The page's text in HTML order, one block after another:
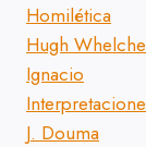
Homilética
Hugh
Ignacio
J. Douma